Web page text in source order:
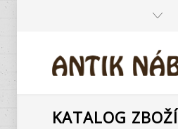
KATALOG ZBOŽÍ